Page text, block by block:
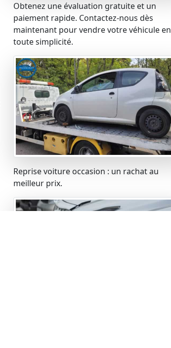
Obtenez une évaluation gratuite et un
paiement rapide. Contactez-nous dès
maintenant pour vendre votre véhicule en
toute simplicité.
Reprise voiture occasion : un rachat au
meilleur prix.